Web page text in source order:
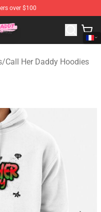
over $100
Call Her Daddy
/Call Her Daddy Hoodies